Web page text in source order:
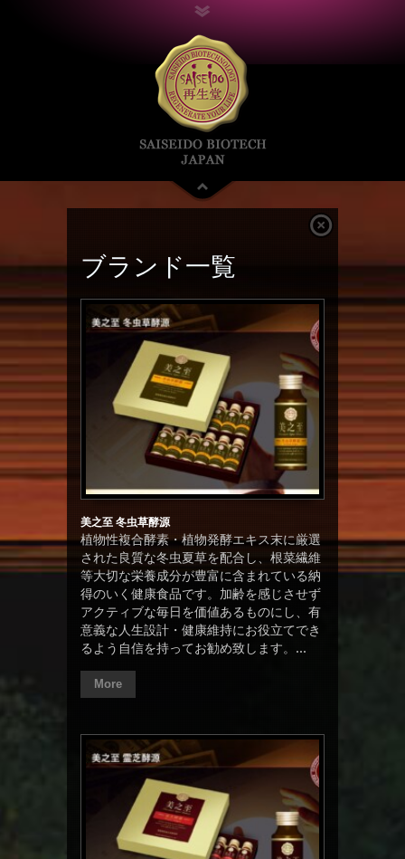
ブランド一覧
美之至 冬虫草酵源
植物性複合酵素・植物発酵エキス末に厳選
された良質な冬虫夏草を配合し、根菜繊維
等大切な栄養成分が豊富に含まれている納
得のいく健康食品です。加齢を感じさせず
アクティブな毎日を価値あるものにし、有
意義な人生設計・健康維持にお役立てでき
るよう自信を持ってお勧め致します。...
More